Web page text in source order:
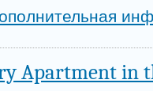
Apartment in